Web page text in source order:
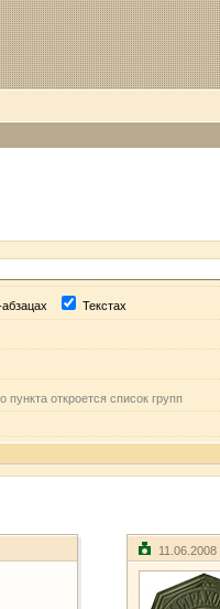
абзацах Текстах
пункта откроется список групп